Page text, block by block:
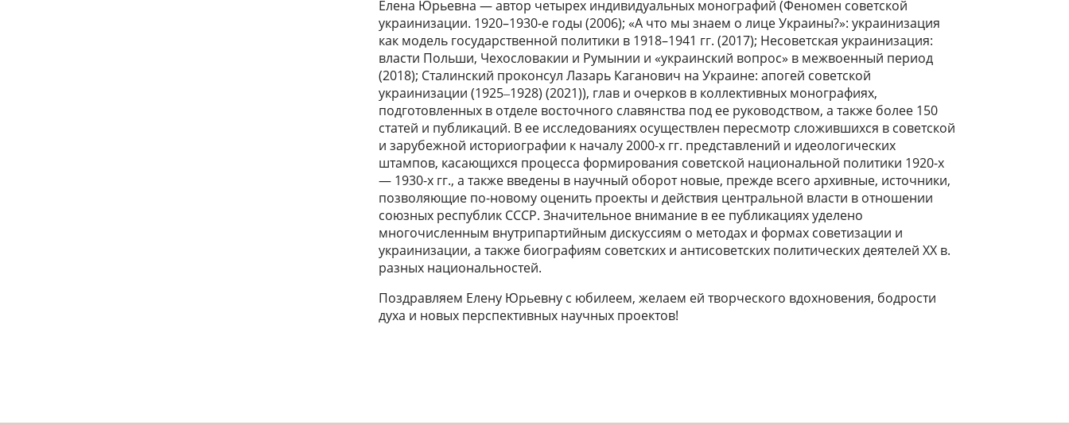
Елена Юрьевна — автор четырех индивидуальных монографий (Феномен советской
украинизации. 1920–1930-е годы (2006); «А что мы знаем о лице Украины?»: украинизация
как модель государственной политики в 1918–1941 гг. (2017); Несоветская украинизация:
власти Польши, Чехословакии и Румынии и «украинский вопрос» в межвоенный период
(2018); Сталинский проконсул Лазарь Каганович на Украине: апогей советской
украинизации (1925‒1928) (2021)), глав и очерков в коллективных монографиях,
подготовленных в отделе восточного славянства под ее руководством, а также более 150
статей и публикаций. В ее исследованиях осуществлен пересмотр сложившихся в советской
и зарубежной историографии к началу 2000-х гг. представлений и идеологических
штампов, касающихся процесса формирования советской национальной политики 1920-х
— 1930-х гг., а также введены в научный оборот новые, прежде всего архивные, источники,
позволяющие по-новому оценить проекты и действия центральной власти в отношении
союзных республик СССР. Значительное внимание в ее публикациях уделено
многочисленным внутрипартийным дискуссиям о методах и формах советизации и
украинизации, а также биографиям советских и антисоветских политических деятелей ХХ в.
разных национальностей.
Поздравляем Елену Юрьевну с юбилеем, желаем ей творческого вдохновения, бодрости
духа и новых перспективных научных проектов!